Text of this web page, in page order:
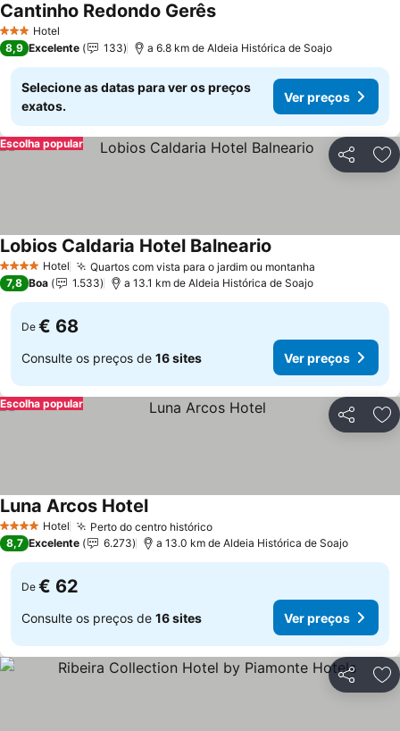
3 EstrelasHotel
Cantinho Redondo Gerês
8,9 Excelente 133 a 6.8 km de Aldeia Histórica de Soajo
Selecione as datas para ver os preços
exatos.
Ver preços
Partilhar
Escolha popular
4 EstrelasHotel Quartos com vista para o jardim ou montanha
Lobios Caldaria Hotel Balneario
7,8 Boa 1.533 a 13.1 km de Aldeia Histórica de Soajo
De € 68
Consulte os preços de 16 sites Ver preços
Partilhar
Escolha popular
4 EstrelasHotel Perto do centro histórico
Luna Arcos Hotel
8,7 Excelente 6.273 a 13.0 km de Aldeia Histórica de Soajo
De € 62
Consulte os preços de 16 sites Ver preços
Partilhar